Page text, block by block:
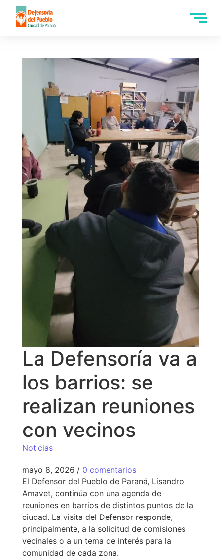
La Defensoría va a
los barrios: se
realizan reuniones
con vecinos
Noticias
mayo 8, 2026 / 0 comentarios
El Defensor del Pueblo de Paraná, Lisandro
Amavet, continúa con una agenda de
reuniones en barrios de distintos puntos de la
ciudad. La visita del Defensor responde,
principalmente, a la solicitud de comisiones
vecinales o a un tema de interés para la
comunidad de cada zona.